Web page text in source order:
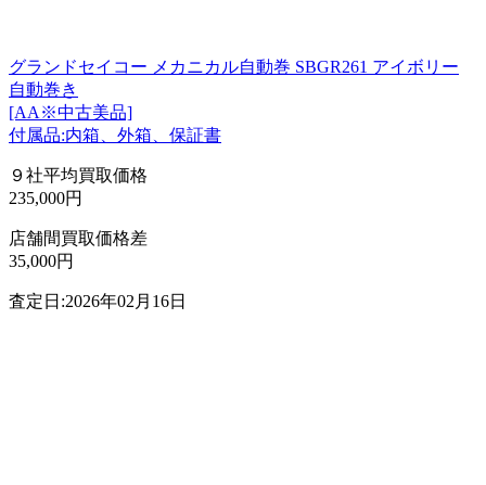
グランドセイコー メカニカル自動巻 SBGR261 アイボリー
自動巻き
[AA※中古美品]
付属品:内箱、外箱、保証書
９社平均買取価格
235,000円
店舗間買取価格差
35,000円
査定日:2026年02月16日